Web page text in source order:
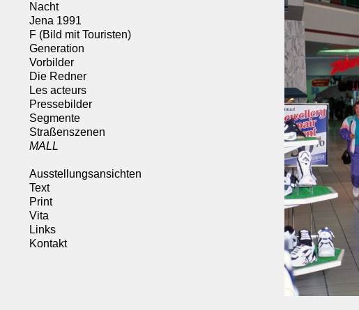
Nacht
Jena 1991
F (Bild mit Touristen)
Generation
Vorbilder
Die Redner
Les acteurs
Pressebilder
Segmente
Straßenszenen
MALL
Ausstellungsansichten
Text
Print
Vita
Links
Kontakt